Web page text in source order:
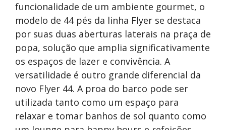
funcionalidade de um ambiente gourmet, o
modelo de 44 pés da linha Flyer se destaca
por suas duas aberturas laterais na praça de
popa, solução que amplia significativamente
os espaços de lazer e convivência. A
versatilidade é outro grande diferencial da
novo Flyer 44. A proa do barco pode ser
utilizada tanto como um espaço para
relaxar e tomar banhos de sol quanto como